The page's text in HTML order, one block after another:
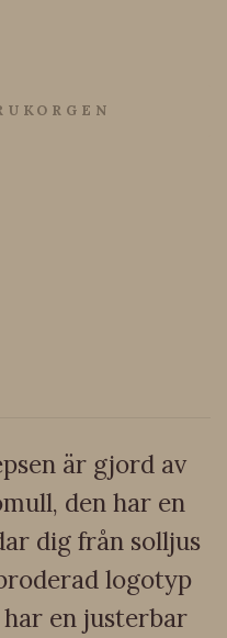
är gjord av
den har en
dig från solljus
logotyp
en justerbar